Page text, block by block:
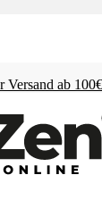
Versand ab 100€